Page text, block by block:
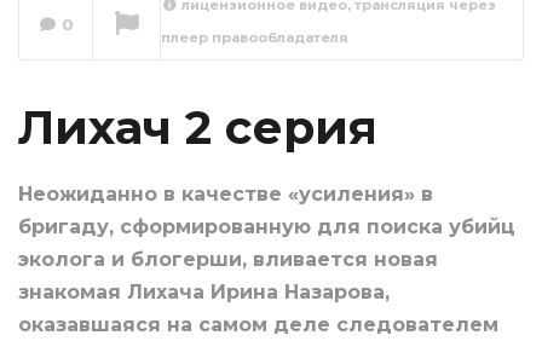
0
лицензионное видео, трансляция через
плеер правообладателя
Лихач 2 серия
Неожиданно в качестве «усиления» в
бригаду, сформированную для поиска убийц
эколога и блогерши, вливается новая
знакомая Лихача Ирина Назарова,
оказавшаяся на самом деле следователем